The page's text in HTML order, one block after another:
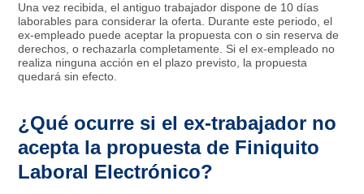
Una vez recibida, el antiguo trabajador dispone de 10 días
laborables para considerar la oferta. Durante este periodo, el
ex-empleado puede aceptar la propuesta con o sin reserva de
derechos, o rechazarla completamente. Si el ex-empleado no
realiza ninguna acción en el plazo previsto, la propuesta
quedará sin efecto.
¿Qué ocurre si el ex-trabajador no
acepta la propuesta de Finiquito
Laboral Electrónico?